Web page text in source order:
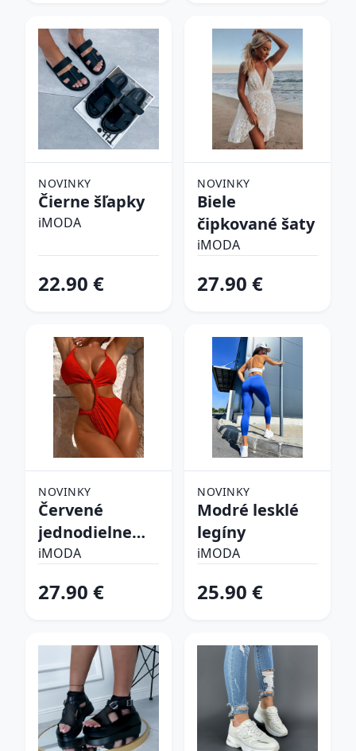
NOVINKY
Čierne šľapky
iMODA
22.90 €
NOVINKY
Biele
čipkované šaty
iMODA
27.90 €
NOVINKY
Červené
jednodielne
plavky
iMODA
27.90 €
NOVINKY
Modré lesklé
legíny
iMODA
25.90 €